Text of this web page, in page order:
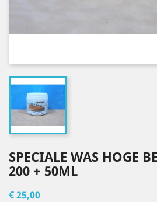
SPECIALE WAS HOGE
200 + 50ML
€ 25,00